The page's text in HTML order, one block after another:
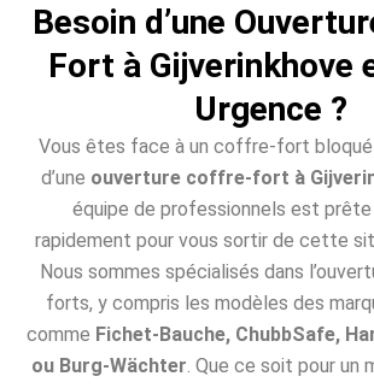
Besoin d’une
Fort à Gijverinkhove
Urgence ?
Vous êtes face à un coffre-fort
d’une ouverture coffre-fort à
équipe de professionnels est prête
rapidement pour vous sortir de cette
Nous sommes spécialisés dans
forts, y compris les modèles des
comme Fichet-Bauche, ChubbSafe,
ou Burg-Wächter . Que ce soit pour un